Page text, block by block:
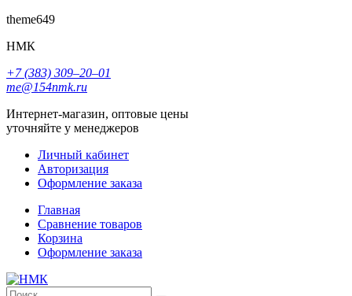
theme649
НМК
+7 (383) 309‒20‒01
me@154nmk.ru
Интернет-магазин, оптовые цены
уточняйте у менеджеров
Личный кабинет
Авторизация
Оформление заказа
Главная
Сравнение товаров
Корзина
Оформление заказа